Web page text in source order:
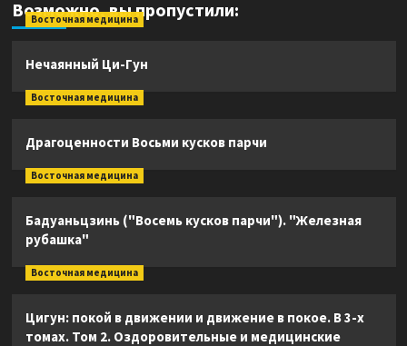
Возможно, вы пропустили:
Восточная медицина
Нечаянный Ци-Гун
Восточная медицина
Драгоценности Восьми кусков парчи
Восточная медицина
Бадуаньцзинь ("Восемь кусков парчи"). "Железная
рубашка"
Восточная медицина
Цигун: покой в движении и движение в покое. В 3-х
томах. Том 2. Оздоровительные и медицинские